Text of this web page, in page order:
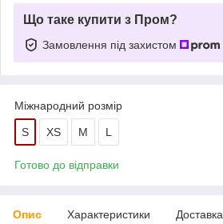
Що таке купити з Пром?
Замовлення під захистом
Міжнародний розмір
S XS M L
Готово до відправки
Опис Характеристики Доставка